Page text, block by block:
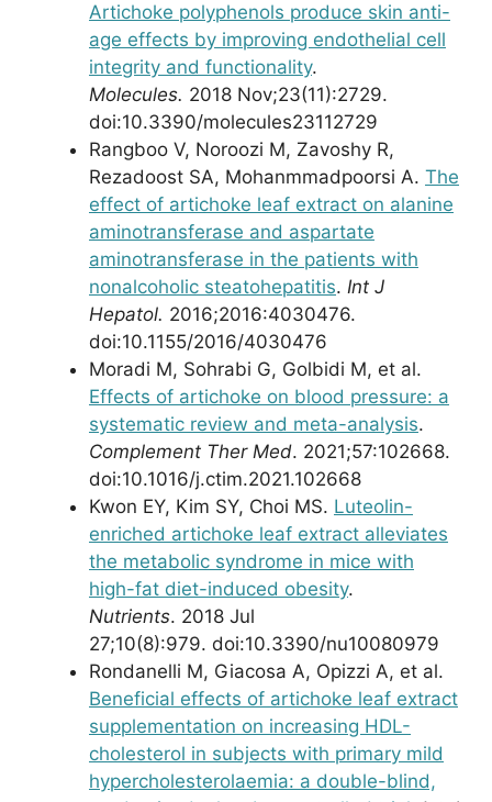
Artichoke polyphenols produce skin anti-
age effects by improving endothelial cell
integrity and functionality.
Molecules. 2018 Nov;23(11):2729.
doi:10.3390/molecules23112729
Rangboo V, Noroozi M, Zavoshy R,
Rezadoost SA, Mohanmmadpoorsi A. The
effect of artichoke leaf extract on alanine
aminotransferase and aspartate
aminotransferase in the patients with
nonalcoholic steatohepatitis. Int J
Hepatol. 2016;2016:4030476.
doi:10.1155/2016/4030476
Moradi M, Sohrabi G, Golbidi M, et al.
Effects of artichoke on blood pressure: a
systematic review and meta-analysis.
Complement Ther Med. 2021;57:102668.
doi:10.1016/j.ctim.2021.102668
Kwon EY, Kim SY, Choi MS. Luteolin-
enriched artichoke leaf extract alleviates
the metabolic syndrome in mice with
high-fat diet-induced obesity.
Nutrients. 2018 Jul
27;10(8):979. doi:10.3390/nu10080979
Rondanelli M, Giacosa A, Opizzi A, et al.
Beneficial effects of artichoke leaf extract
supplementation on increasing HDL-
cholesterol in subjects with primary mild
hypercholesterolaemia: a double-blind,